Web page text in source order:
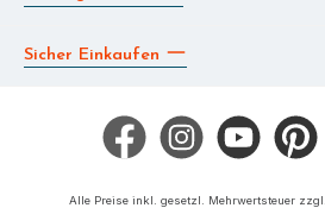
Sicher Einkaufen
Facebook Instagram YouTube Pinterest
Alle Preise inkl. gesetzl. Mehrwertsteuer zzgl.